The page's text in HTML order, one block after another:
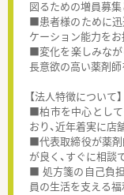
図るための増員募集
■患者様のために迅
ケーション能力をお
■変化を楽しみなが
長意欲の高い薬剤師
【法人特徴について】
■柏市を中心として
おり、近年着実に店
■代表取締役が薬剤
が良く、すぐに相談
■ 処方箋の自己負
員の生活を支える